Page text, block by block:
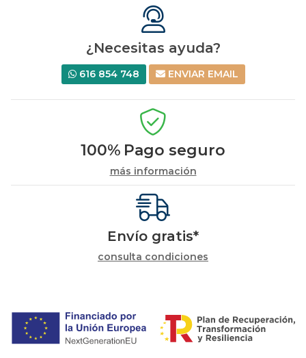
¿Necesitas ayuda?
616 854 748 ENVIAR EMAIL
100% Pago seguro
más información
Envío gratis*
consulta condiciones